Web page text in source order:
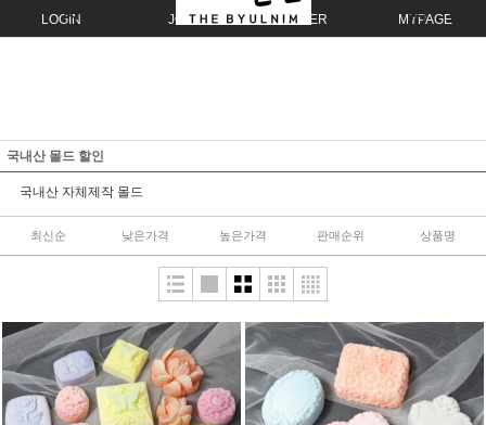
LOGIN JOIN ORDER MYPAGE
국내산 몰드 할인
국내산 자체제작 몰드
최신순 낮은가격 높은가격 판매순위 상품명